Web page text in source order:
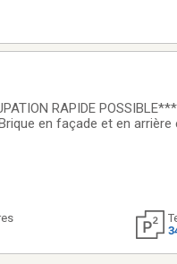
Duplex situé dans un
en façade et en arrière